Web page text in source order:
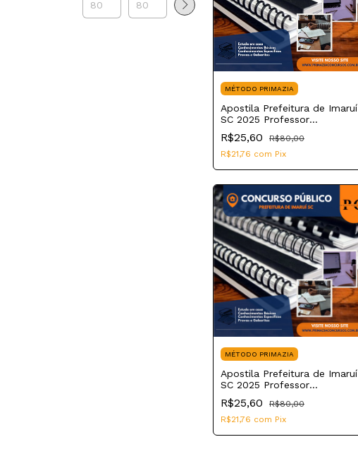
MÉTODO PRIMAZIA
Apostila Prefeitura de Imaruí
SC 2025 Professor
Educação Infantil
R$25,60
R$80,00
R$21,76 com Pix
MÉTODO PRIMAZIA
Apostila Prefeitura de Imaruí
SC 2025 Professor
Matemática
R$25,60
R$80,00
R$21,76 com Pix